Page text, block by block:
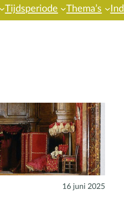
Tijdsperiode Thema’s
16 juni 2025